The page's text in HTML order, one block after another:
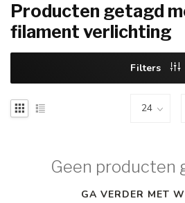
Producten getagd
filament verlichting
Filters
Geen producten
GA VERDER MET